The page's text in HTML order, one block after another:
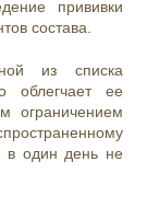
прививки
состава.
из списка
облегчает ее
ограничением
в один день не